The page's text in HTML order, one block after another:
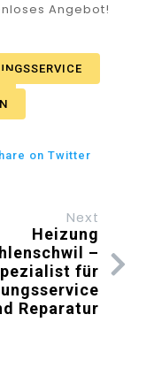
Angebot!
on Twitter
Next
Heizung
–
für
Reparatur